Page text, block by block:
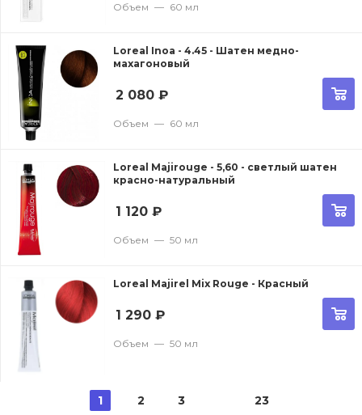
Объем — 60 мл
Loreal Inoa - 4.45 - Шатен медно-
махагоновый
2 080 ₽
Объем — 60 мл
Loreal Majirouge - 5,60 - светлый шатен
красно-натуральный
1 120 ₽
Объем — 50 мл
Loreal Majirel Mix Rouge - Красный
1 290 ₽
Объем — 50 мл
1 2 3 23